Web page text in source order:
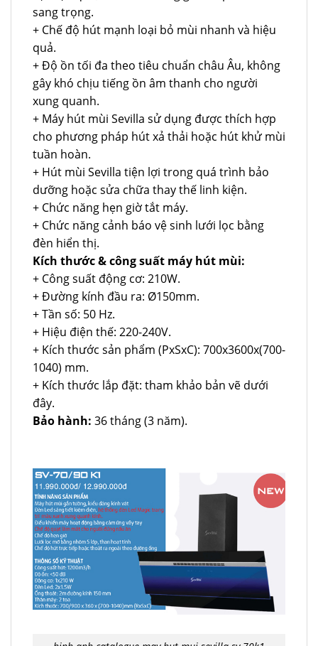
sang trọng.
+ Chế độ hút mạnh loại bỏ mùi nhanh và hiệu
quả.
+ Độ ồn tối đa theo tiêu chuẩn châu Âu, không
gây khó chịu tiếng ồn âm thanh cho người
xung quanh.
+ Máy hút mùi Sevilla sử dụng được thích hợp
cho phương pháp hút xả thải hoặc hút khử mùi
tuần hoàn.
+ Hút mùi Sevilla tiện lợi trong quá trình bảo
dưỡng hoặc sửa chữa thay thế linh kiện.
+ Chức năng hẹn giờ tắt máy.
+ Chức năng cảnh báo vệ sinh lưới lọc bằng
đèn hiển thị.
Kích thước & công suất máy hút mùi:
+ Công suất động cơ: 210W.
+ Đường kính đầu ra: Ø150mm.
+ Tần số: 50 Hz.
+ Hiệu điện thế: 220-240V.
+ Kích thước sản phẩm (PxSxC): 700x3600x(700-
1040) mm.
+ Kích thước lắp đặt: tham khảo bản vẽ dưới
đây.
Bảo hành: 36 tháng (3 năm).